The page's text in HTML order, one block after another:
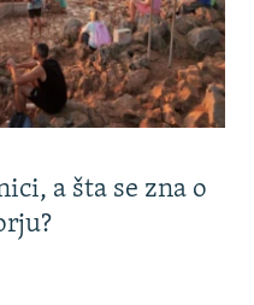
a šta se zna o